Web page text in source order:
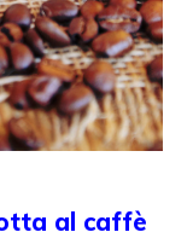
al caffè